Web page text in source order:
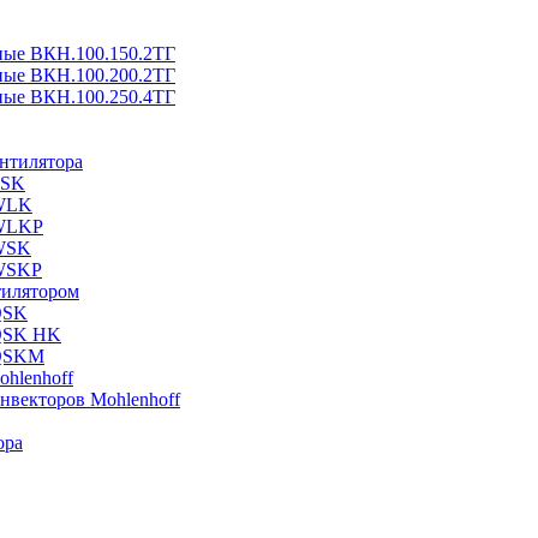
ВКН.100.150.2ТГ
ВКН.100.200.2ТГ
ВКН.100.250.4ТГ
HK
Mohlenhoff